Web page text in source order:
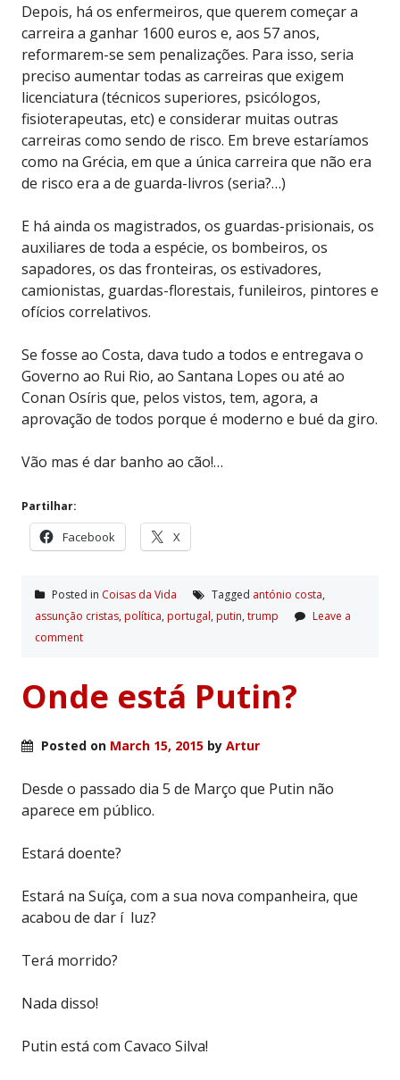
Depois, há os enfermeiros, que querem começar a
carreira a ganhar 1600 euros e, aos 57 anos,
reformarem-se sem penalizações. Para isso, seria
preciso aumentar todas as carreiras que exigem
licenciatura (técnicos superiores, psicólogos,
fisioterapeutas, etc) e considerar muitas outras
carreiras como sendo de risco. Em breve estaríamos
como na Grécia, em que a única carreira que não era
de risco era a de guarda-livros (seria?…)
E há ainda os magistrados, os guardas-prisionais, os
auxiliares de toda a espécie, os bombeiros, os
sapadores, os das fronteiras, os estivadores,
camionistas, guardas-florestais, funileiros, pintores e
ofícios correlativos.
Se fosse ao Costa, dava tudo a todos e entregava o
Governo ao Rui Rio, ao Santana Lopes ou até ao
Conan Osíris que, pelos vistos, tem, agora, a
aprovação de todos porque é moderno e bué da giro.
Vão mas é dar banho ao cão!…
Partilhar:
Facebook X
Posted in Coisas da Vida Tagged antónio costa,
assunção cristas, polí­tica, portugal, putin, trump
Leave a
comment
Onde está Putin?
Posted on March 15, 2015 by Artur
Desde o passado dia 5 de Março que Putin não
aparece em público.
Estará doente?
Estará na Suíça, com a sua nova companheira, que
acabou de dar í luz?
Terá morrido?
Nada disso!
Putin está com Cavaco Silva!